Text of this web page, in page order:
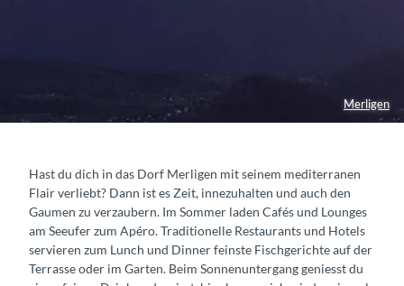
Merligen
Hast du dich in das Dorf Merligen mit seinem mediterranen
Flair verliebt? Dann ist es Zeit, innezuhalten und auch den
Gaumen zu verzaubern. Im Sommer laden Cafés und Lounges
am Seeufer zum Apéro. Traditionelle Restaurants und Hotels
servieren zum Lunch und Dinner feinste Fischgerichte auf der
Terrasse oder im Garten. Beim Sonnenuntergang geniesst du